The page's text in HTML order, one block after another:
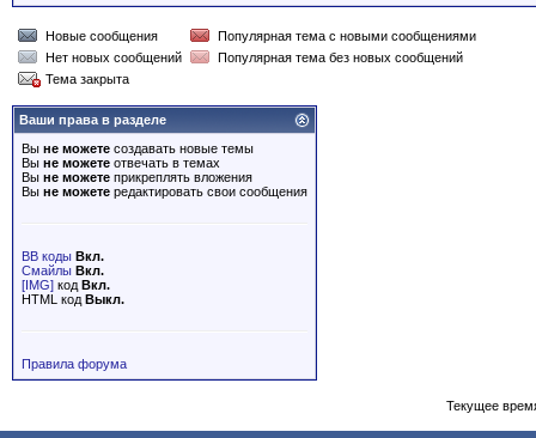
Новые сообщения
Популярная тема с новыми сообщениями
Нет новых сообщений
Популярная тема без новых сообщений
Тема закрыта
Ваши права в разделе
Вы не можете создавать новые темы
Вы не можете отвечать в темах
Вы не можете прикреплять вложения
Вы не можете редактировать свои сообщения
BB коды Вкл.
Смайлы Вкл.
[IMG] код Вкл.
HTML код Выкл.
Правила форума
Текущее